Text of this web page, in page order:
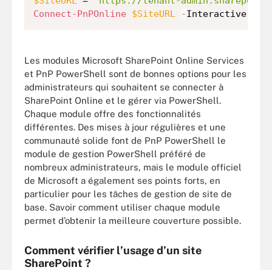
Connect-PnPOnline $SiteURL -Interactive
Les modules Microsoft SharePoint Online Services
et PnP PowerShell sont de bonnes options pour les
administrateurs qui souhaitent se connecter à
SharePoint Online et le gérer via PowerShell.
Chaque module offre des fonctionnalités
différentes. Des mises à jour régulières et une
communauté solide font de PnP PowerShell le
module de gestion PowerShell préféré de
nombreux administrateurs, mais le module officiel
de Microsoft a également ses points forts, en
particulier pour les tâches de gestion de site de
base. Savoir comment utiliser chaque module
permet d’obtenir la meilleure couverture possible.
Comment vérifier l’usage d’un site
SharePoint ?